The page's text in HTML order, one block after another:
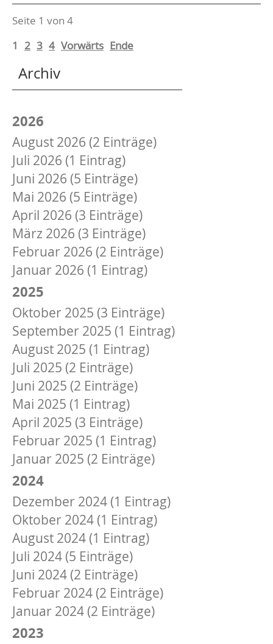
Seite 1 von 4
1 2 3 4 Vorwärts Ende
Archiv
2026
August 2026 (2 Einträge)
Juli 2026 (1 Eintrag)
Juni 2026 (5 Einträge)
Mai 2026 (5 Einträge)
April 2026 (3 Einträge)
März 2026 (3 Einträge)
Februar 2026 (2 Einträge)
Januar 2026 (1 Eintrag)
2025
Oktober 2025 (3 Einträge)
September 2025 (1 Eintrag)
August 2025 (1 Eintrag)
Juli 2025 (2 Einträge)
Juni 2025 (2 Einträge)
Mai 2025 (1 Eintrag)
April 2025 (3 Einträge)
Februar 2025 (1 Eintrag)
Januar 2025 (2 Einträge)
2024
Dezember 2024 (1 Eintrag)
Oktober 2024 (1 Eintrag)
August 2024 (1 Eintrag)
Juli 2024 (5 Einträge)
Juni 2024 (2 Einträge)
Februar 2024 (2 Einträge)
Januar 2024 (2 Einträge)
2023